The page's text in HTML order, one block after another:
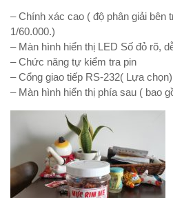
– Chính xác cao ( độ phân giải bên
1/60.000.)
– Màn hình hiển thị LED Số đỏ rõ,
– Chức năng tự kiểm tra pin
– Cổng giao tiếp RS-232( Lựa chọn)
– Màn hình hiển thị phía sau ( bao